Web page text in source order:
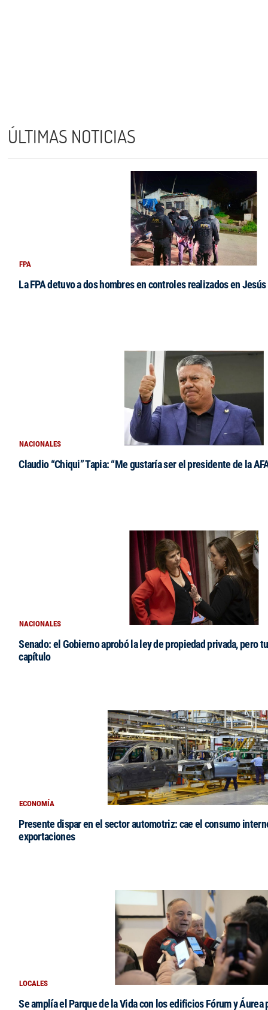
ÚLTIMAS NOTICIAS
FPA
La FPA detuvo a dos hombres en controles realizados en
NACIONALES
Claudio “Chiqui” Tapia: “Me gustaría ser el presidente de la
NACIONALES
Senado: el Gobierno aprobó la ley de propiedad privada, pero
capítulo
ECONOMÍA
Presente dispar en el sector automotriz: cae el consumo
exportaciones
LOCALES
Se amplía el Parque de la Vida con los edificios Fórum y